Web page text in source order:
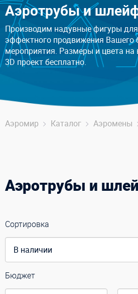
Аэротрубы и
Производим надувные фигуры
эффектного продвижения Вашего
мероприятия. Размеры и цвета
3D проект бесплатно.
Аэромир Каталог Аэромены
Аэротрубы и
Сортировка
Бюджет